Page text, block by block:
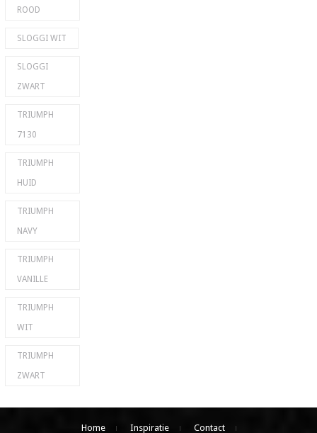
ROOD
SLOGGI WIT
SLOGGI
ZWART
TRIUMPH
7130
TRIUMPH
HUID
TRIUMPH
NAVY
TRIUMPH
VANILLE
TRIUMPH
WIT
TRIUMPH
ZWART
Home Inspiratie Contact